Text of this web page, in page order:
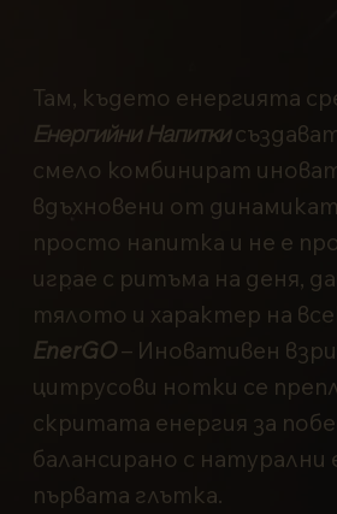
Там, където енергията
Енергийни Напитки
смело комбинират
вдъхновени от
просто напитка и не е
играе с ритъма на деня,
тялото и характер на
EnerGO– Иновативен
цитрусови нотки се
скритата енергия за
балансирано с
първата глътка.